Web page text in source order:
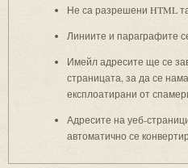
Не са разрешени HTML
Линиите и параграфите
Имейл адресите ще се
страницата, за да се
експлоатирани от
Адресите на уеб-
автоматично се